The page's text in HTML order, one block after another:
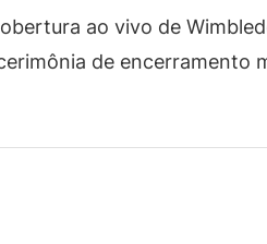
ao vivo de
de encerramento